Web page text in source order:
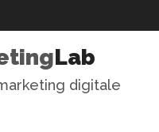
Lab
digitale